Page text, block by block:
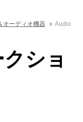
オーディオ機器
Audio
ショ